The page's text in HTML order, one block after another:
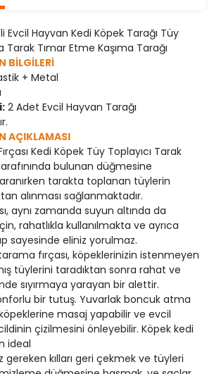
Evcil Hayvan Kedi Köpek Tarağı Tüy
Tarak Tımar Etme Kaşıma Tarağı
BİLGİLERİ
+ Metal
2 Adet Evcil Hayvan Tarağı
AÇIKLAMASI
Kedi Köpek Tüy Toplayıcı Tarak
bulunan düğmesine
tarakta toplanan tüylerin
alınması sağlanmaktadır.
aynı zamanda suyun altında da
rahatlıkla kullanılmakta ve ayrıca
sayesinde eliniz yorulmaz.
fırçası, köpeklerinizin istenmeyen
tüylerini taradıktan sonra rahat ve
sıyırmaya yarayan bir alettir.
bir tutuş. Yuvarlak boncuk atma
köpeklerine masaj yapabilir ve evcil
cildinin çizilmesini önleyebilir. Köpek kedi
ideal
gereken kılları geri çekmek ve tüyleri